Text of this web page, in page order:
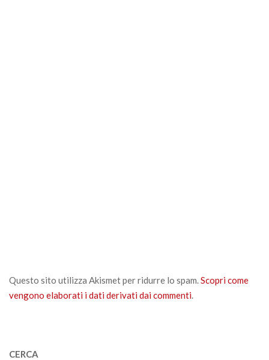
Questo sito utilizza Akismet per ridurre lo spam.Scopri come
vengono elaborati i dati derivati dai commenti.
CERCA